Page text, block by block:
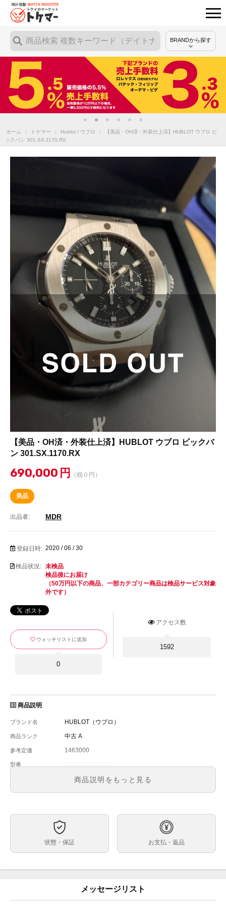
BRANDから探す
ホーム / トケマー / Hublot / ウブロ /
【美品・OH済・外装仕上済】HUBLOT ウブロ ビ
ックバン 301.SX.1170.RX
【美品・OH済・外装仕上済】HUBLOT ウブロ ビックバ
ン 301.SX.1170.RX
690,000 円 （税０円）
美品
出品者: MDR
登録日時: 2020 / 06 / 30
検品状況: 未検品
検品後にお届け
（50万円以下の商品、一部カテゴリー商品は検品サービス対象
外です）
アクセス数
1592
ウォッチリストに追加
0
商品説明
ブランド名 HUBLOT（ウブロ）
商品ランク 中古 A
参考定価 1463000
型番
メンズ
文字盤 ステンレス
44.0 mm
素材 ステンレス/セラミック
From 15/05/2012 To 15/05/2014
状態 ■動作について
商品説明をもっと見る
状態・保証 お支払・返品
メッセージリスト